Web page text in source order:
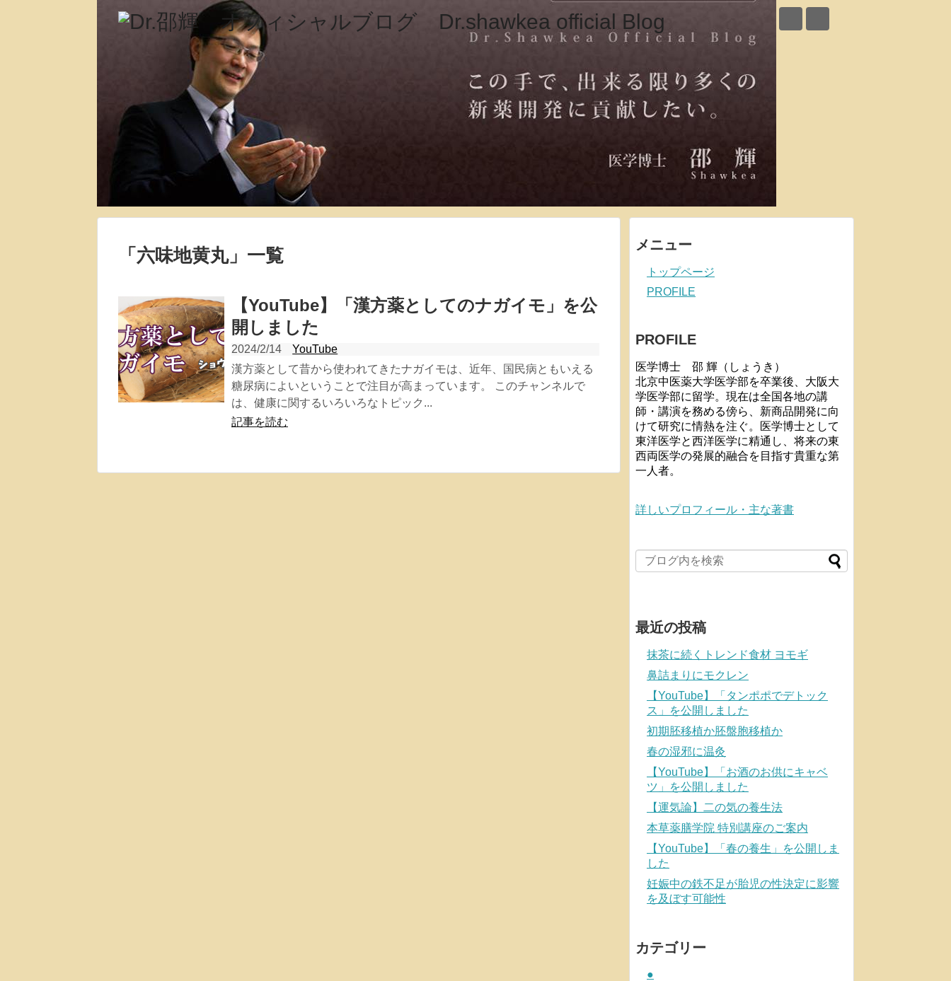
「 六味地黄丸」 一覧
【YouTube】「漢方薬としてのナガイモ」を公
開しました
2024/2/14
YouTube
漢方薬として昔から使われてきたナガイモは、近年、国民病ともいえる
糖尿病によいということで注目が高まっています。 このチャンネルで
は、健康に関するいろいろなトピック...
記事を読む
メニュー
トップページ
PROFILE
PROFILE
医学博士 邵 輝（しょうき）
北京中医薬大学医学部を卒業後、大阪大
学医学部に留学。現在は全国各地の講
師・講演を務める傍ら、新商品開発に向
けて研究に情熱を注ぐ。医学博士として
東洋医学と西洋医学に精通し、将来の東
西両医学の発展的融合を目指す貴重な第
一人者。
詳しいプロフィール・主な著書
最近の投稿
抹茶に続くトレンド食材 ヨモギ
鼻詰まりにモクレン
【YouTube】「タンポポでデトック
ス」を公開しました
初期胚移植か胚盤胞移植か
春の湿邪に温灸
【YouTube】「お酒のお供にキャベ
ツ」を公開しました
【運気論】二の気の養生法
本草薬膳学院 特別講座のご案内
【YouTube】「春の養生」を公開しま
した
妊娠中の鉄不足が胎児の性決定に影響
を及ぼす可能性
カテゴリー
●